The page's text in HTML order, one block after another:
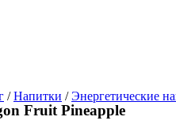
/Напитки /Энергетические
Fruit Pineapple